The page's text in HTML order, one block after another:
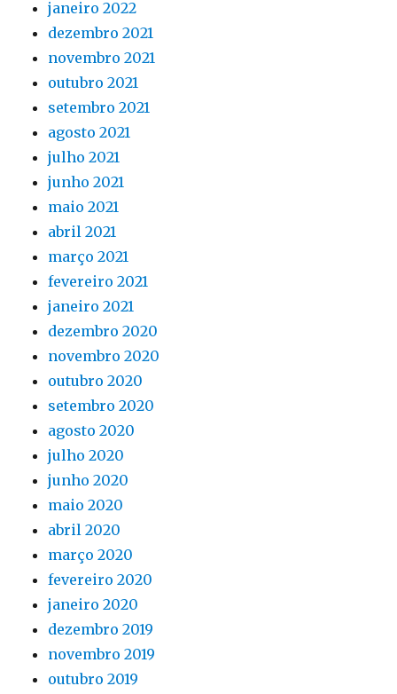
janeiro 2022
dezembro 2021
novembro 2021
outubro 2021
setembro 2021
agosto 2021
julho 2021
junho 2021
maio 2021
abril 2021
março 2021
fevereiro 2021
janeiro 2021
dezembro 2020
novembro 2020
outubro 2020
setembro 2020
agosto 2020
julho 2020
junho 2020
maio 2020
abril 2020
março 2020
fevereiro 2020
janeiro 2020
dezembro 2019
novembro 2019
outubro 2019